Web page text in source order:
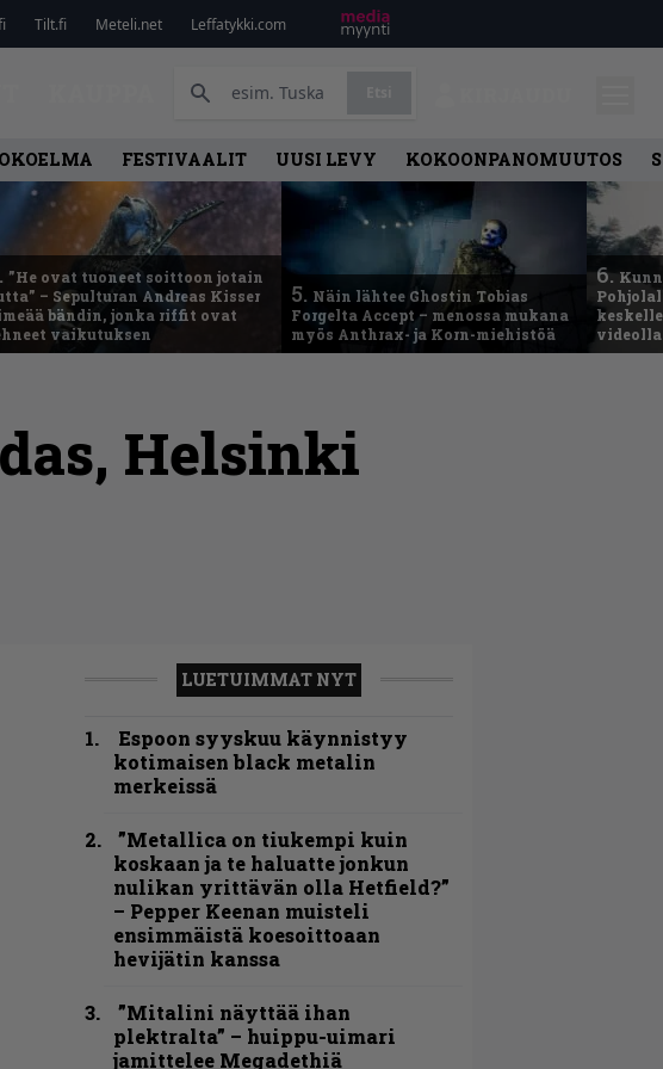
Tilt.fi Meteli.net Leffatykki.com
FESTIVAALIT UUSI LEVY KOKOONPANOMUUTOS
”He ovat tuoneet soittoon jotain
– Sepulturan Andreas Kisser
bändin, jonka riffit ovat
vaikutuksen
5. Näin lähtee Ghostin Tobias
Forgelta Accept – menossa mukana
myös Anthrax- ja Korn-miehistöä
6.
Helsinki
LUETUIMMAT NYT
Espoon syyskuu käynnistyy
kotimaisen black metalin
merkeissä
”Metallica on tiukempi kuin
koskaan ja te haluatte jonkun
nulikan yrittävän olla Hetfield?”
– Pepper Keenan muisteli
ensimmäistä koesoittoaan
hevijätin kanssa
”Mitalini näyttää ihan
plektralta” – huippu-uimari
jamittelee Megadethiä